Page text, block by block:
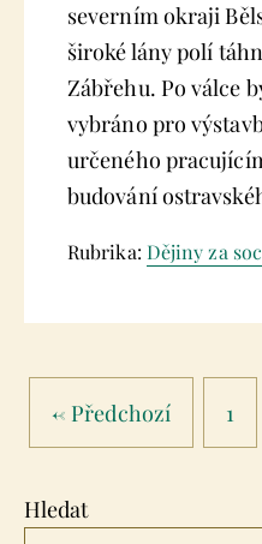
severním okraji
široké lány polí
Zábřehu. Po válce
vybráno pro
určeného
budování
Rubrika: Dějiny za
← Předchozí 1
Hledat